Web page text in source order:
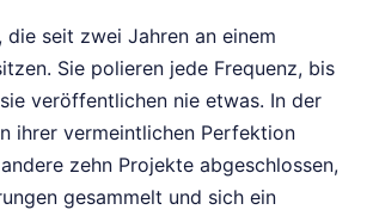
die seit zwei Jahren an einem
Sie polieren jede Frequenz, bis
veröffentlichen nie etwas. In der
ihrer vermeintlichen Perfektion
zehn Projekte abgeschlossen,
gesammelt und sich ein